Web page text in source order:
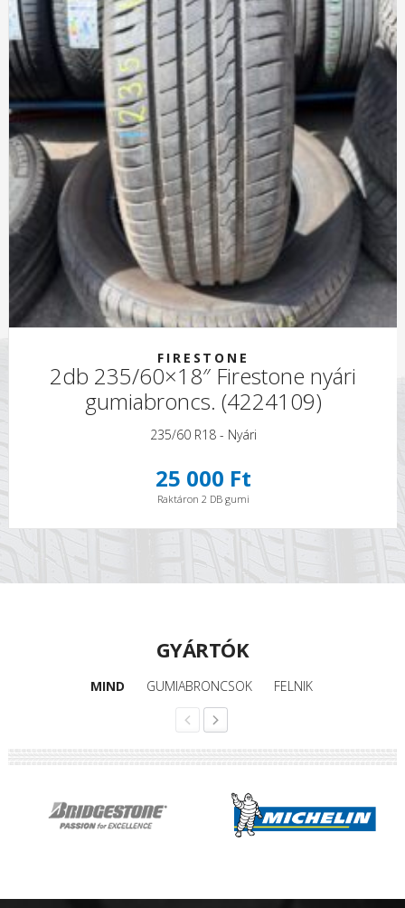
FIRESTONE
2db 235/60×18″ Firestone nyári
gumiabroncs. (4224109)
235/60 R18 - Nyári
25 000 Ft
Raktáron 2 DB gumi
GYÁRTÓK
MIND GUMIABRONCSOK FELNIK